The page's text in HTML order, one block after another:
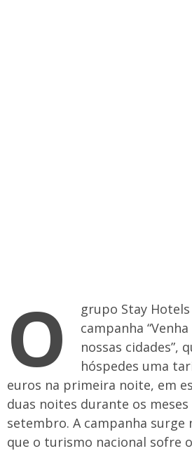
O
grupo Stay
campanha
nossas cidades”,
hóspedes uma
euros na primeira noite, em
duas noites durante os
setembro. A campanha surge
que o turismo nacional sofre